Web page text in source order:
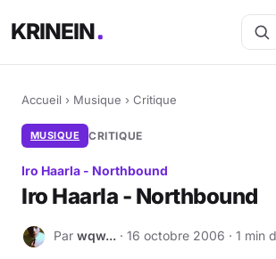
KRINEIN
Accueil › Musique › Critique
MUSIQUE CRITIQUE
Iro Haarla - Northbound
Iro Haarla - Northbound
W Par wqw... · 16 octobre 2006 · 1 min